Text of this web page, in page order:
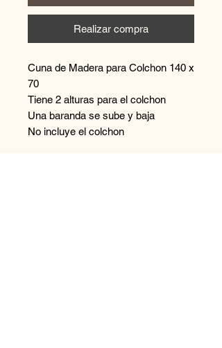
Realizar compra
Cuna de Madera para Colchon 140 x
70
Tiene 2 alturas para el colchon
Una baranda se sube y baja
No incluye el colchon